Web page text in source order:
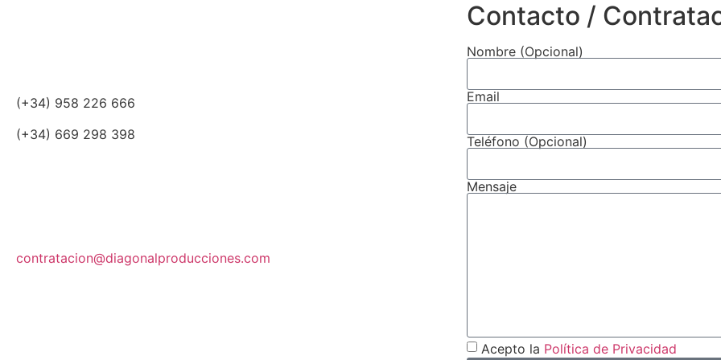
(+34) 958 226 666
(+34) 669 298 398
contratacion@diagonalproducciones.com
Contacto /
Nombre (Opcional)
Email
Teléfono (Opcional)
Mensaje
Acepto la Política de Privacidad